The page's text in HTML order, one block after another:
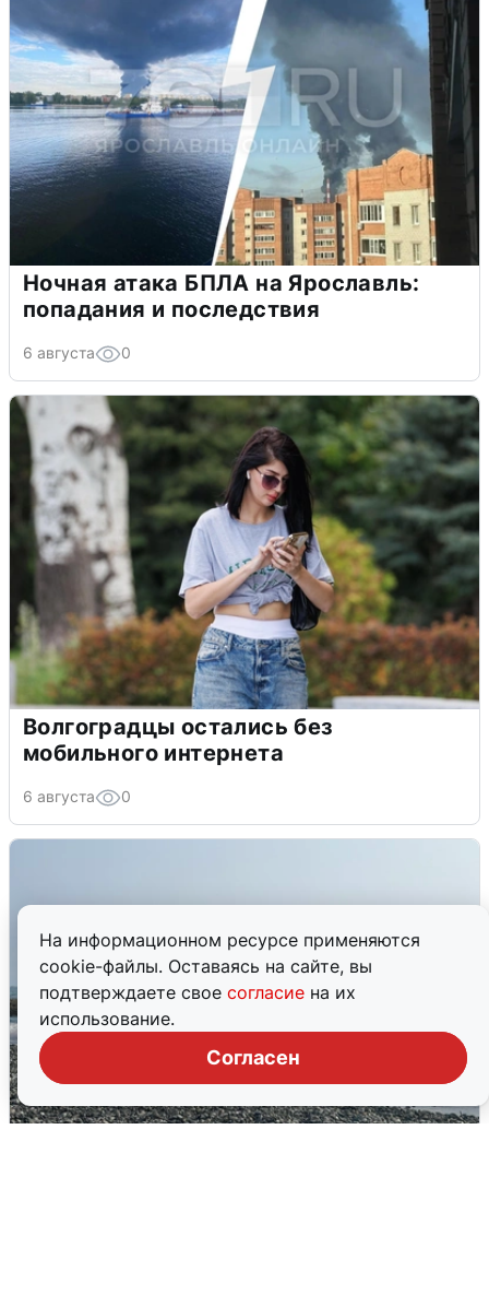
На информационном ресурсе применяются
cookie-файлы. Оставаясь на сайте, вы
подтверждаете свое согласие на их
использование.
Согласен
Ночная атака БПЛА на Ярославль:
попадания и последствия
6 августа 0
Волгоградцы остались без
мобильного интернета
6 августа 0